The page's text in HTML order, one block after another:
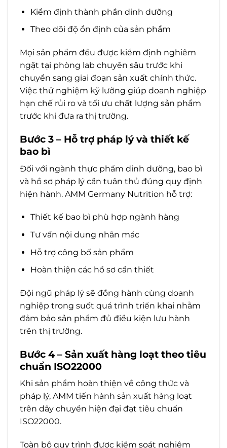
Kiểm định thành phần dinh dưỡng
Theo dõi độ ổn định của sản phẩm
Mọi sản phẩm đều được kiểm định nghiêm
ngặt tại phòng lab chuyên sâu trước khi
chuyển sang giai đoạn sản xuất chính thức.
Việc thử nghiệm kỹ lưỡng giúp doanh nghiệp
hạn chế rủi ro và tối ưu chất lượng sản phẩm
trước khi đưa ra thị trường.
Bước 3 – Hỗ trợ pháp lý và thiết kế
bao bì
Đối với ngành thực phẩm dinh dưỡng, bao bì
và hồ sơ pháp lý cần tuân thủ đúng quy định
hiện hành. AMM Germany Nutrition hỗ trợ:
Thiết kế bao bì phù hợp ngành hàng
Tư vấn nội dung nhãn mác
Hỗ trợ công bố sản phẩm
Hoàn thiện các hồ sơ cần thiết
Đội ngũ pháp lý sẽ đồng hành cùng doanh
nghiệp trong suốt quá trình triển khai nhằm
đảm bảo sản phẩm đủ điều kiện lưu hành
trên thị trường.
Bước 4 – Sản xuất hàng loạt theo tiêu
chuẩn ISO22000
Khi sản phẩm hoàn thiện về công thức và
pháp lý, AMM tiến hành sản xuất hàng loạt
trên dây chuyền hiện đại đạt tiêu chuẩn
ISO22000.
Toàn bộ quy trình được kiểm soát nghiêm